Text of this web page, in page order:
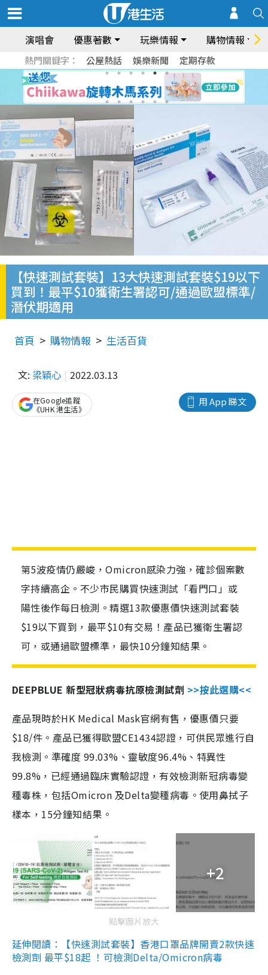
演唱會 優惠著數 玩樂情報 購物情報
熱門關鍵字： 公屋熱話 娛樂新聞 定期存款
【快速測試套裝】13大快速測試套裝$19以下
買到！最平$10獲衛生署認可/通過歐盟標準/
潛伏期適用
首頁 購物情報 生活百貨
文: 梁穎心 2022.03.13
用 App 睇文
在Google追蹤
《UHK 港生活》
第5波疫情仍嚴峻，Omicron感染力強，確診個案數
字持續高企。不少市民購買快速測試「看門口」或
陽性後作每日檢測。精選13款優惠價快速測試套裝
$19以下買到，最平$10有交易！產品已獲衛生署認
可，或通過歐盟標準，最快10分鐘知結果。
DEEPBLUE 新型冠狀病毒抗原檢測試劑 >>按此選購<<
產品現時於HK Medical Mask官網有售，優惠價只要
$18/件。產品已獲得歐盟CE1434認證，可供民眾進行自
我檢測。準確度 99.03%、靈敏度96.4%、特異性
99.8%，已經通過臨床實驗認證，有效檢測新冠病毒變
種毒株，包括Omicron 及Delta變種病毒。使用鼻拭子
樣本，15分鐘知結果。
+2
點擊圖片放大
延伸閱讀：【快速測試套裝】香港口罩品牌開賣2款快速
檢測劑 最平$18起 ！可檢測Delta/Omicron病毒